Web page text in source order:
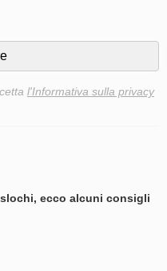
l'Informativa sulla privacy
ecco alcuni consigli